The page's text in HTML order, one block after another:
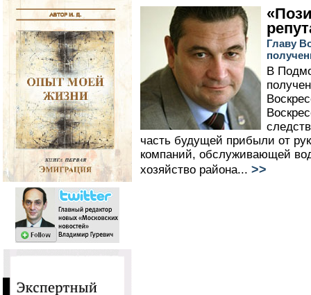
Главу
В
часть будущей прибыли от
компаний, обслуживающей
хозяйство района... >>